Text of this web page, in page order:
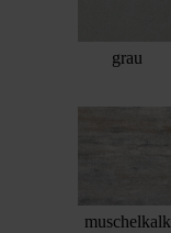
grau
muschelkalk